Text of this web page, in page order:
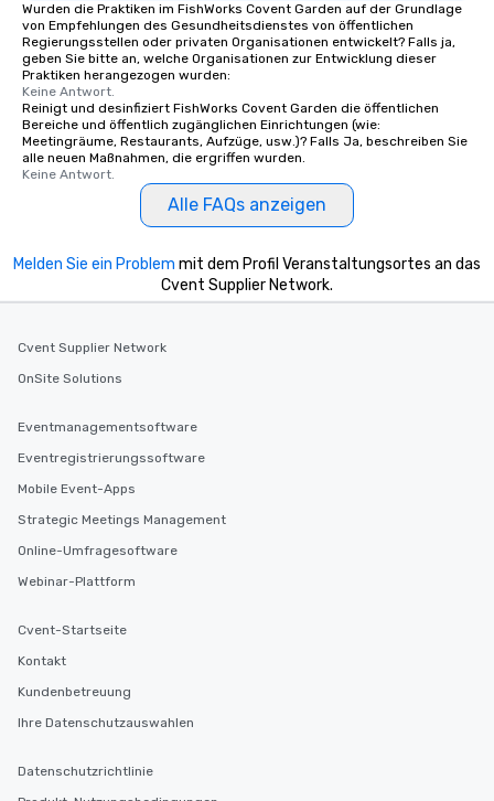
Wurden die Praktiken im FishWorks Covent Garden auf der Grundlage
von Empfehlungen des Gesundheitsdienstes von öffentlichen
Regierungsstellen oder privaten Organisationen entwickelt? Falls ja,
geben Sie bitte an, welche Organisationen zur Entwicklung dieser
Praktiken herangezogen wurden:
Keine Antwort.
Reinigt und desinfiziert FishWorks Covent Garden die öffentlichen
Bereiche und öffentlich zugänglichen Einrichtungen (wie:
Meetingräume, Restaurants, Aufzüge, usw.)? Falls Ja, beschreiben Sie
alle neuen Maßnahmen, die ergriffen wurden.
Keine Antwort.
Alle FAQs anzeigen
Melden Sie ein Problem mit dem Profil Veranstaltungsortes an das
Cvent Supplier Network.
Cvent Supplier Network
OnSite Solutions
Eventmanagementsoftware
Eventregistrierungssoftware
Mobile Event-Apps
Strategic Meetings Management
Online-Umfragesoftware
Webinar-Plattform
Cvent-Startseite
Kontakt
Kundenbetreuung
Ihre Datenschutzauswahlen
Datenschutzrichtlinie